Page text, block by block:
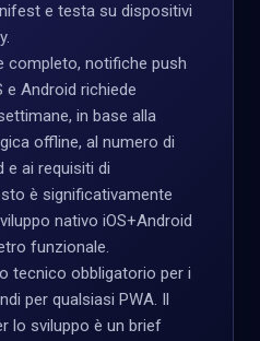
e testa su dispositivi
completo, notifiche push
e Android richiede
in base alla
offline, al numero di
e ai requisiti di
è significativamente
nativo iOS+Android
funzionale.
tecnico obbligatorio per i
per qualsiasi PWA. Il
lo sviluppo è un brief